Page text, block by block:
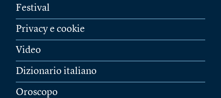
Festival
Privacy e cookie
Video
Dizionario italiano
Oroscopo